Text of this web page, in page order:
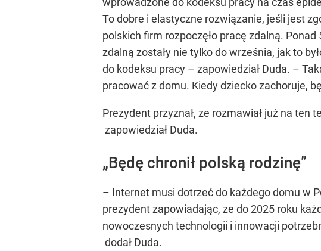
To dobre i elastyczne rozwiązanie, jeśli jest
polskich firm rozpoczęło pracę zdalną.
zdalną zostały nie tylko do września, jak to
do kodeksu pracy – zapowiedział Duda. –
pracować z domu. Kiedy dziecko zachoruje,
Prezydent przyznał, ze rozmawiał już na
zapowiedział Duda.
„Będę chronił polską rodzinę”
– Internet musi dotrzeć do każdego domu w
prezydent zapowiadając, ze do 2025 roku
nowoczesnych technologii i innowacji
dodał Duda.